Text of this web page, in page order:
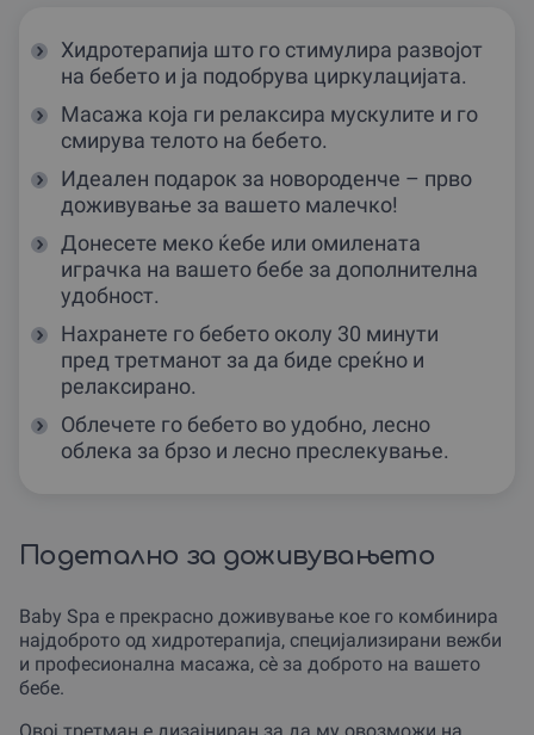
Хидротерапија што го стимулира развојот
на бебето и ја подобрува циркулацијата.
Масажа која ги релаксира мускулите и го
смирува телото на бебето.
Идеален подарок за новороденче – прво
доживување за вашето малечко!
Донесете меко ќебе или омилената
играчка на вашето бебе за дополнителна
удобност.
Нахранете го бебето околу 30 минути
пред третманот за да биде среќно и
релаксирано.
Облечете го бебето во удобно, лесно
облека за брзо и лесно преслекување.
Подетално за доживувањето
Baby Spa е прекрасно доживување кое го комбинира
најдоброто од хидротерапија, специјализирани вежби
и професионална масажа, сè за доброто на вашето
бебе.